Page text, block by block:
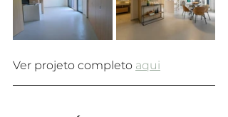
Ver projeto completo aqui